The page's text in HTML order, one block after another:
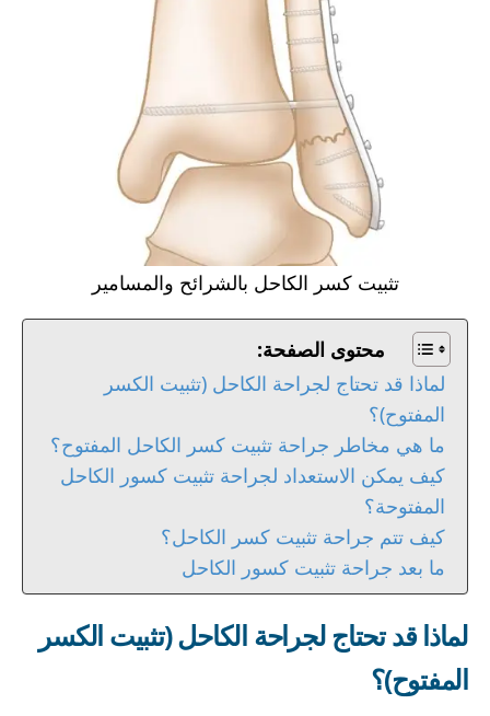
تثبيت كسر الكاحل بالشرائح والمسامير
محتوى الصفحة:
لماذا قد تحتاج لجراحة الكاحل (تثبيت الكسر
المفتوح)؟
ما هي مخاطر جراحة تثبيت كسر الكاحل المفتوح؟
كيف يمكن الاستعداد لجراحة تثبيت كسور الكاحل
المفتوحة؟
كيف تتم جراحة تثبيت كسر الكاحل؟
ما بعد جراحة تثبيت كسور الكاحل
لماذا قد تحتاج لجراحة الكاحل (تثبيت الكسر
المفتوح)؟